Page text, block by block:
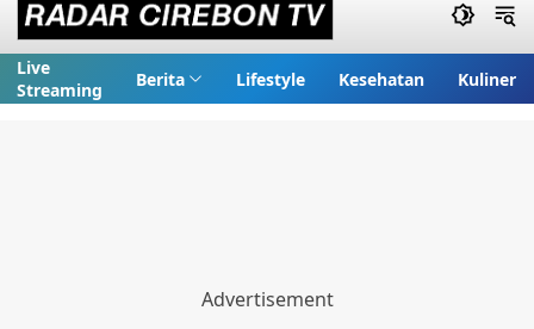
Live
Streaming
Berita Lifestyle Kesehatan Kuliner